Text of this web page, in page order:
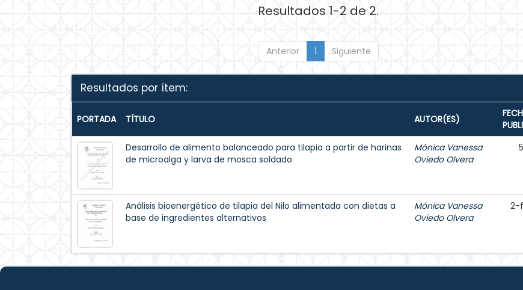
Resultados 1-2 de 2.
Anterior 1 Siguiente
Resultados por ítem:
PORTADA TÍTULO AUTOR(ES)
Desarrollo de alimento balanceado para tilapia a partir de harinas
de microalga y larva de mosca soldado
Mónica Vanessa
Oviedo Olvera
Análisis bioenergético de tilapia del Nilo alimentada con dietas a
base de ingredientes alternativos
Mónica Vanessa
Oviedo Olvera
2-